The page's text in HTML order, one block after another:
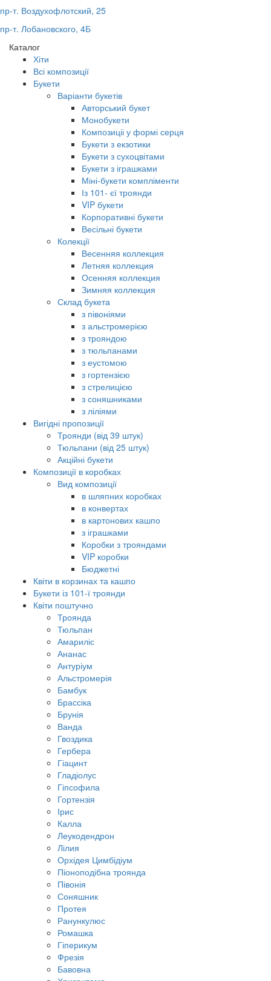
пр-т. Воздухофлотский, 25
пр-т. Лобановского, 4Б
Каталог
Хіти
Всі композиції
Букети
Варіанти букетів
Авторський букет
Монобукети
Композиціі у формі серця
Букети з екзотики
Букети з сухоцвітами
Букети з іграшками
Міні-букети компліменти
Із 101- єї троянди
VIP букети
Корпоративні букети
Весільні букети
Колекції
Весенняя коллекция
Летняя коллекция
Осенняя коллекция
Зимняя коллекция
Склад букета
з півоніями
з альстромерією
з трояндою
з тюльпанами
з еустомою
з гортензією
з стрелицією
з соняшниками
з ліліями
Вигідні пропозиції
Троянди (від 39 штук)
Тюльпани (від 25 штук)
Акційні букети
Композиції в коробках
Вид композиції
в шляпних коробках
в конвертах
в картонових кашпо
з іграшками
Коробки з трояндами
VIP коробки
Бюджетні
Квіти в корзинах та кашпо
Букети із 101-ї троянди
Квіти поштучно
Троянда
Тюльпан
Амариліс
Ананас
Антуріум
Альстромерія
Бамбук
Брассіка
Брунія
Ванда
Гвоздика
Гербера
Гіацинт
Гладіолус
Гіпсофила
Гортензія
Ірис
Калла
Леукодендрон
Лілия
Орхідея Цимбідіум
Піоноподібна троянда
Півонія
Соняшник
Протея
Ранункулюс
Ромашка
Гіперикум
Фрезія
Бавовна